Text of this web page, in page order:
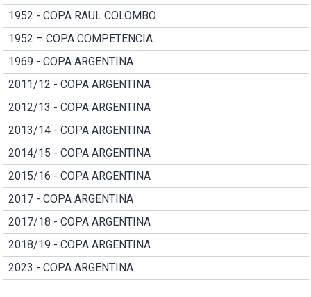
1952 - COPA RAUL COLOMBO
1952 – COPA COMPETENCIA
1969 - COPA ARGENTINA
2011/12 - COPA ARGENTINA
2012/13 - COPA ARGENTINA
2013/14 - COPA ARGENTINA
2014/15 - COPA ARGENTINA
2015/16 - COPA ARGENTINA
2017 - COPA ARGENTINA
2017/18 - COPA ARGENTINA
2018/19 - COPA ARGENTINA
2023 - COPA ARGENTINA